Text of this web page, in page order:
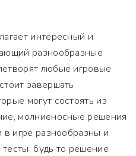
интересный и
разнообразные
любые игровые
завершать
могут состоять из
молниеносные решения
в игре разнообразны и
будь то решение